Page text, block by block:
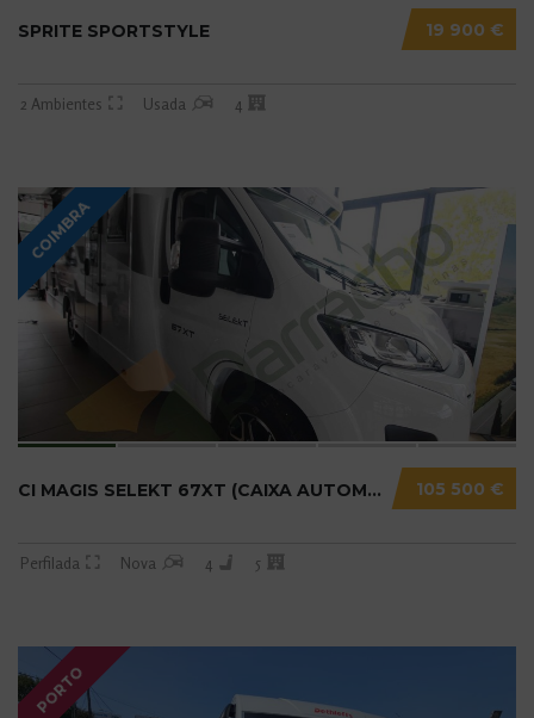
19 900 €
SPRITE SPORTSTYLE
2 Ambientes Usada 4
COIMBRA
105 500 €
CI MAGIS SELEKT 67XT (CAIXA AUTOMÁTICA) N20....
Perfilada Nova 4 5
PORTO